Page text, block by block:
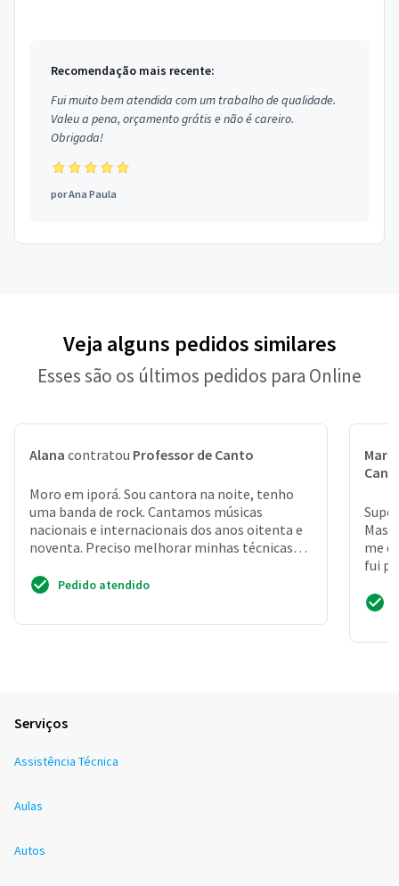
Recomendação mais recente:
Fui muito bem atendida com um trabalho de qualidade.
Valeu a pena, orçamento grátis e não é careiro.
Obrigada!
porAna Paula
Veja alguns pedidos similares
Esses são os últimos pedidos para Online
Alana contratou Professor de Canto
Moro em iporá. Sou cantora na noite, tenho
uma banda de rock. Cantamos músicas
nacionais e internacionais dos anos oitenta e
noventa. Preciso melhorar minhas técnicas
Pedido atendido
Mas
me
fui
Serviços
Assistência Técnica
Aulas
Autos